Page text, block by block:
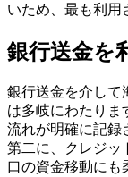
いため、最も利用
銀行送金を
銀行送金を介して
は多岐にわたりま
流れが明確に記録
第二に、クレジッ
口の資金移動にも